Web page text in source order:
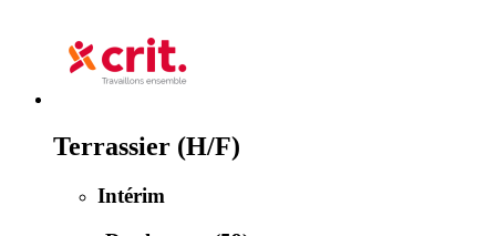
Terrassier (H/F)
Intérim